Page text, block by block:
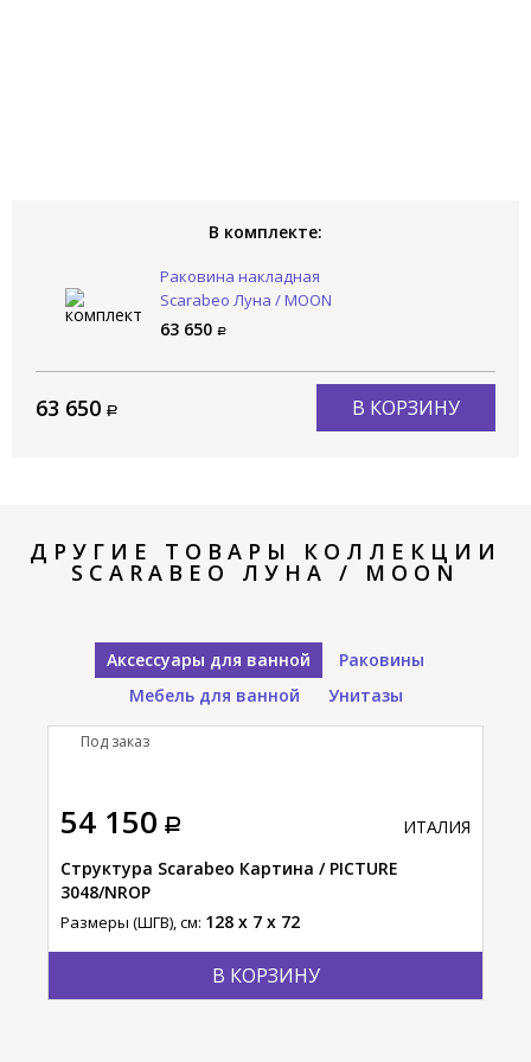
В комплекте:
Раковина накладная
Scarabeo Луна / MOON
5502/52
63 650
63 650 В КОРЗИНУ
ДРУГИЕ ТОВАРЫ КОЛЛЕКЦИИ
SCARABEO ЛУНА / MOON
Аксессуары для ванной
Раковины
Мебель для ванной
Унитазы
54 150
В КОРЗИНУ
ИТАЛИЯ
Структура Scarabeo Картина / PICTURE
3048/NROP
Размеры (ШГВ), см: 128 x 7 x 72
Под заказ